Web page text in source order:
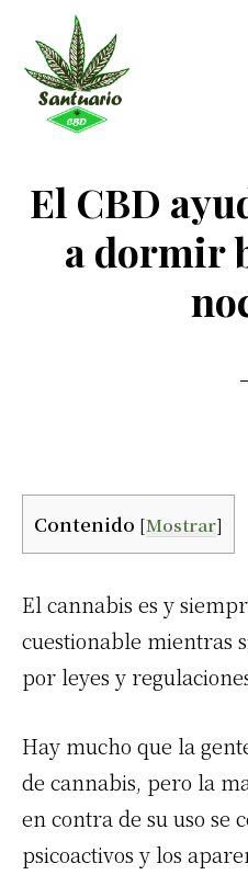
contenido
principal
barra
primaria
CBD
El CBD
a dormir
Contenido [Mostrar]
El cannabis es y
cuestionable mientras
por leyes y
Hay mucho que la
de cannabis, pero la
en contra de su uso se
psicoactivos y los